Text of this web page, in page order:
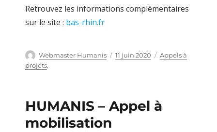
Retrouvez les informations complémentaires
sur le site : bas-rhin.fr
Auteur
Webmaster Humanis
Publié
11 juin 2020 Catégories
Appels à
projets,
HUMANIS – Appel à
mobilisation